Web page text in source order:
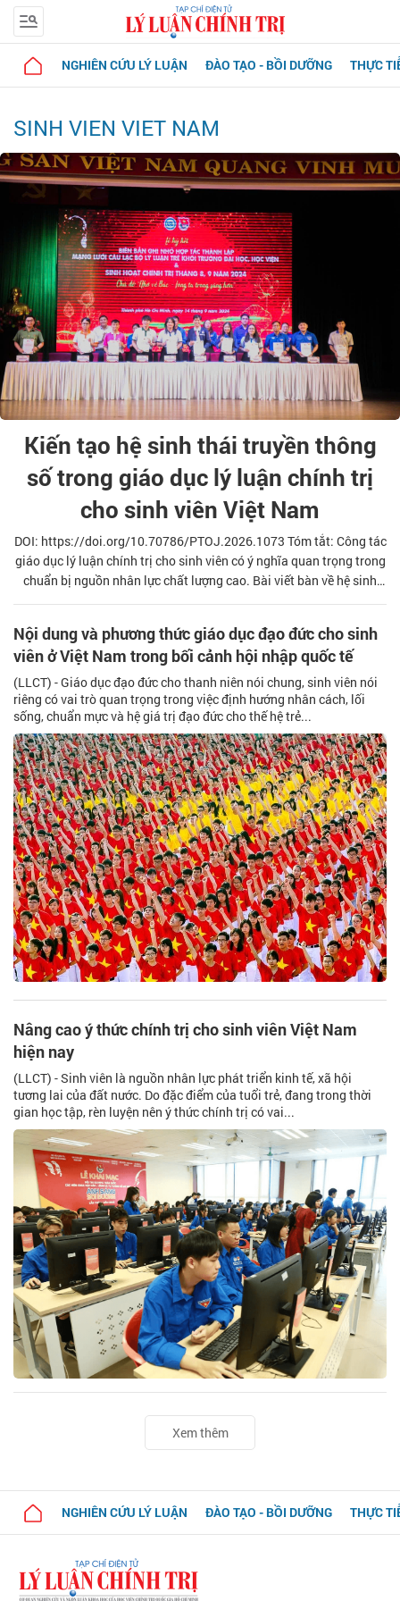
NGHIÊN CỨU LÝ LUẬN ĐÀO TẠO - BỒI DƯỠNG THỰC
SINH VIEN VIET NAM
Kiến tạo hệ sinh thái truyền thông
số trong giáo dục lý luận chính trị
cho sinh viên Việt Nam
DOI: https://doi.org/10.70786/PTOJ.2026.1073 Tóm tắt: Công tác
giáo dục lý luận chính trị cho sinh viên có ý nghĩa quan trọng trong
chuẩn bị nguồn nhân lực chất lượng cao. Bài viết bàn về hệ sinh
tạo hệ sinh thái truyền thông số trong giáo dục lý luận chính trị cho
sinh viên Việt Nam hiện nay.
Nội dung và phương thức giáo dục đạo đức cho sinh
viên ở Việt Nam trong bối cảnh hội nhập quốc tế
(LLCT) - Giáo dục đạo đức cho thanh niên nói chung, sinh viên nói
riêng có vai trò quan trọng trong việc định hướng nhân cách, lối
sống, chuẩn mực và hệ giá trị đạo đức cho thế hệ trẻ...
Nâng cao ý thức chính trị cho sinh viên Việt Nam
hiện nay
(LLCT) - Sinh viên là nguồn nhân lực phát triển kinh tế, xã hội
tương lai của đất nước. Do đặc điểm của tuổi trẻ, đang trong thời
gian học tập, rèn luyện nên ý thức chính trị có vai...
Xem thêm
NGHIÊN CỨU LÝ LUẬN ĐÀO TẠO - BỒI DƯỠNG THỰC